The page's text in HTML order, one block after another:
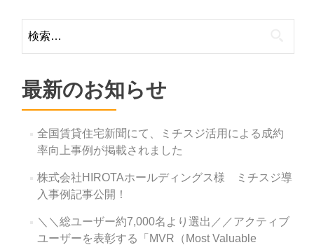
ナ
ビ
ー
シ
ョ
ン
索:
最新のお知らせ
全国賃貸住宅新聞にて、ミチスジ活用による成約
率向上事例が掲載されました
株式会社HIROTAホールディングス様 ミチスジ導
入事例記事公開！
＼＼総ユーザー約7,000名より選出／／アクティブ
ユーザーを表彰する「MVR（Most Valuable